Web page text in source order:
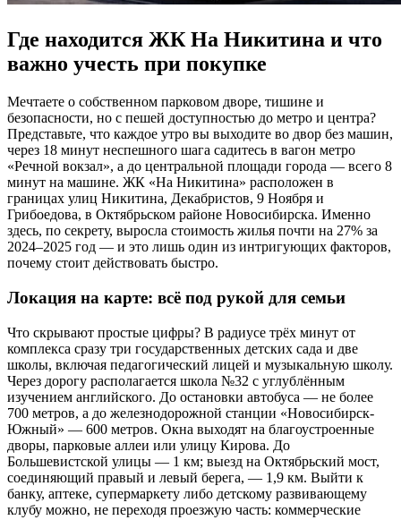
Где находится ЖК На Никитина и что
важно учесть при покупке
Мечтаете о собственном парковом дворе, тишине и
безопасности, но с пешей доступностью до метро и центра?
Представьте, что каждое утро вы выходите во двор без машин,
через 18 минут неспешного шага садитесь в вагон метро
«Речной вокзал», а до центральной площади города — всего 8
минут на машине. ЖК «На Никитина» расположен в
границах улиц Никитина, Декабристов, 9 Ноября и
Грибоедова, в Октябрьском районе Новосибирска. Именно
здесь, по секрету, выросла стоимость жилья почти на 27% за
2024–2025 год — и это лишь один из интригующих факторов,
почему стоит действовать быстро.
Локация на карте: всё под рукой для семьи
Что скрывают простые цифры? В радиусе трёх минут от
комплекса сразу три государственных детских сада и две
школы, включая педагогический лицей и музыкальную школу.
Через дорогу располагается школа №32 с углублённым
изучением английского. До остановки автобуса — не более
700 метров, а до железнодорожной станции «Новосибирск-
Южный» — 600 метров. Окна выходят на благоустроенные
дворы, парковые аллеи или улицу Кирова. До
Большевистской улицы — 1 км; выезд на Октябрьский мост,
соединяющий правый и левый берега, — 1,9 км. Выйти к
банку, аптеке, супермаркету либо детскому развивающему
клубу можно, не переходя проезжую часть: коммерческие